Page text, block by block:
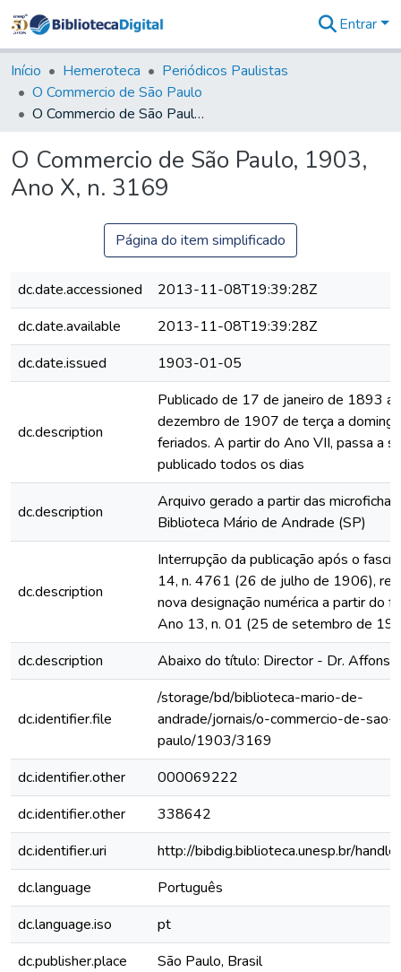
&
Coleções
Tudo na
Biblioteca
Estatísticas
Entrar
Início Hemeroteca
Periódicos Paulistas
O Commercio de São Paulo
O Commercio de São Paulo, 1903, Ano X, n. 3169
O Commercio de São Paulo, 1903,
Ano X, n. 3169
Página do item simplificado
dc.date.accessioned
2013-11-08T19:39:28Z
dc.date.available
2013-11-08T19:39:28Z
dc.date.issued
1903-01-05
dc.description
Publicado de 17 de janeiro de 1893 a
dezembro de 1907 de terça a
feriados. A partir do Ano VII, passa a
publicado todos os dias
dc.description
Arquivo gerado a partir das
Biblioteca Mário de Andrade (SP)
dc.description
Interrupção da publicação após o
14, n. 4761 (26 de julho de 1906),
nova designação numérica a partir do
Ano 13, n. 01 (25 de setembro de
dc.description
Abaixo do título: Director - Dr.
dc.identifier.file
/storage/bd/biblioteca-mario-de-
andrade/jornais/o-commercio-de-sao-
paulo/1903/3169
dc.identifier.other
000069222
dc.identifier.other
338642
dc.identifier.uri
http://bibdig.biblioteca.unesp.br/
dc.language
Português
dc.language.iso
pt
dc.publisher.place
São Paulo, Brasil